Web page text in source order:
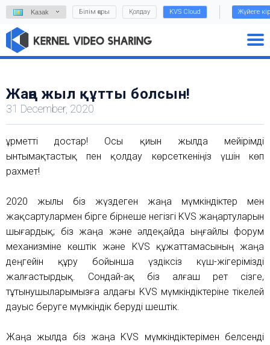
Kазаk Білім қоры Қолдау KVS Cloud Жүйеге
Жаңа жыл құтты болсын!
31 December, 2020
Құрметті достар! Осы қиын жылда мейірімді
ынтымақтастық пен қолдау көрсеткеніңіз үшін көп
рахмет!
2020 жылы біз жүздеген жаңа мүмкіндіктер мен
жақсартулармен бірге бірнеше негізгі KVS жаңартуларын
шығардық; біз жаңа және әлдеқайда ыңғайлы форум
механизміне көштік және KVS құжаттамасының жаңа
деңгейін құру бойынша үздіксіз күш-жігерімізді
жалғастырдық. Сондай-ақ біз алғаш рет сізге,
тұтынушыларымызға алдағы KVS мүмкіндіктеріне тікелей
дауыс беруге мүмкіндік беруді шештік.
Жаңа жылда біз жаңа KVS мүмкіндіктерімен белсенді